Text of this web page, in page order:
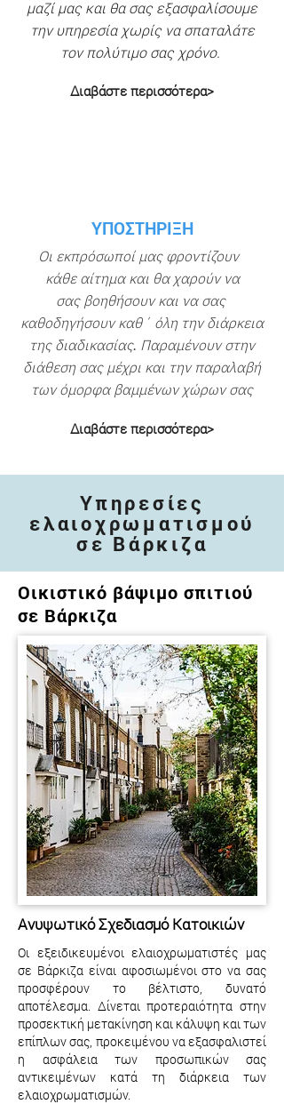
μαζί μας και θα σας εξασφαλίσουμε
την υπηρεσία χωρίς να σπαταλάτε
τον πολύτιμο σας χρόνο.
Διαβάστε περισσότερα>
ΥΠΟΣΤΗΡΙΞΗ
Οι εκπρόσωποί μας φροντίζουν
κάθε αίτημα και θα χαρούν να
σας βοηθήσουν και να σας
καθοδηγήσουν καθ΄ όλη την διάρκεια
της διαδικασίας. Παραμένουν στην
διάθεση σας μέχρι και την παραλαβή
των όμορφα βαμμένων χώρων σας
Διαβάστε περισσότερα>
Υπηρεσίες
ελαιοχρωματισμού
σε Βάρκιζα
Οικιστικό βάψιμο σπιτιού
σε Βάρκιζα
Ανυψωτικό Σχεδιασμό Κατοικιών
Οι εξειδικευμένοι ελαιοχρωματιστές μας
σε Βάρκιζα είναι αφοσιωμένοι στο να σας
προσφέρουν το βέλτιστο, δυνατό
αποτέλεσμα. Δίνεται προτεραιότητα στην
προσεκτική μετακίνηση και κάλυψη και των
επίπλων σας, προκειμένου να εξασφαλιστεί
η ασφάλεια των προσωπικών σας
αντικειμένων κατά τη διάρκεια των
ελαιοχρωματισμών.